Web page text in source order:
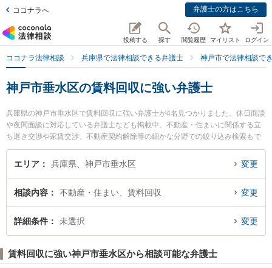
ココナラへ 弁護士の方はこちら
投稿する 探す 閲覧履歴 マイリスト ログイン
ココナラ法律相談 兵庫県で法律相談できる弁護士 神戸市で法律相談で
神戸市垂水区の賃料回収に強い弁護士
兵庫県の神戸市垂水区で賃料回収に強い弁護士が4名見つかりました。休日面談
や夜間面談に対応している弁護士なども掲載中。不動産・住まいに関係する立
ち退き交渉や家賃交渉、不動産契約解除等の細かな分野での絞り込み検索もで
き便利です。特に神戸ほまれ法律事務所の河原林 直樹弁護士や神戸マリン綜合
法律事務所の西口 竜司弁護士、神戸マリン綜合法律事務所の佐々木 歌織弁護士
い』『賃料回収のトラブル解決の実績豊富な近くの弁護士を検索したい』『初
回相談無料で賃料回収を法律相談できる神戸市垂水区内の弁護士に相談予約し
たい』などでお困りの相談者さんにおすすめです。
エリア 兵庫県、神戸市垂水区 変更
相談内容 不動産・住まい、賃料回収 変更
詳細条件 未選択 変更
賃料回収に強い神戸市垂水区から相談可能な弁護士